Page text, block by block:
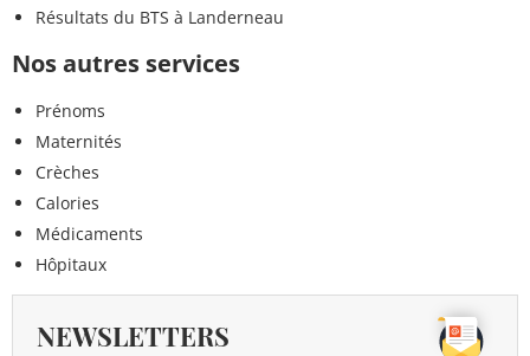
Résultats du BTS à Landerneau
Nos autres services
Prénoms
Maternités
Crèches
Calories
Médicaments
Hôpitaux
NEWSLETTERS